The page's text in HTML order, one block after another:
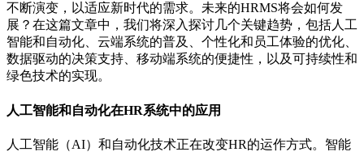
不断演变，以适应新时代的需求。未来的HRMS将会如何发
展？在这篇文章中，我们将深入探讨几个关键趋势，包括人工
智能和自动化、云端系统的普及、个性化和员工体验的优化、
数据驱动的决策支持、移动端系统的便捷性，以及可持续性和
绿色技术的实现。
人工智能和自动化在HR系统中的应用
人工智能（AI）和自动化技术正在改变HR的运作方式。智能